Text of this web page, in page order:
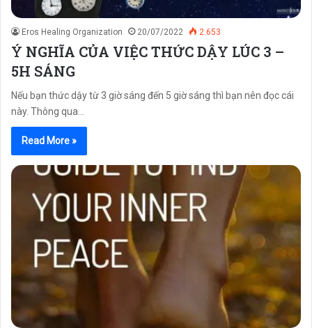
Eros Healing Organization 20/07/2022 2.653
Ý NGHĨA CỦA VIỆC THỨC DẬY LÚC 3 –
5H SÁNG
Nếu bạn thức dậy từ 3 giờ sáng đến 5 giờ sáng thì bạn nên đọc cái
này. Thông qua…
Read More »